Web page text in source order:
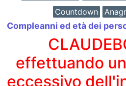
Countdown
Compleanni ed età dei
effettuando
eccessivo